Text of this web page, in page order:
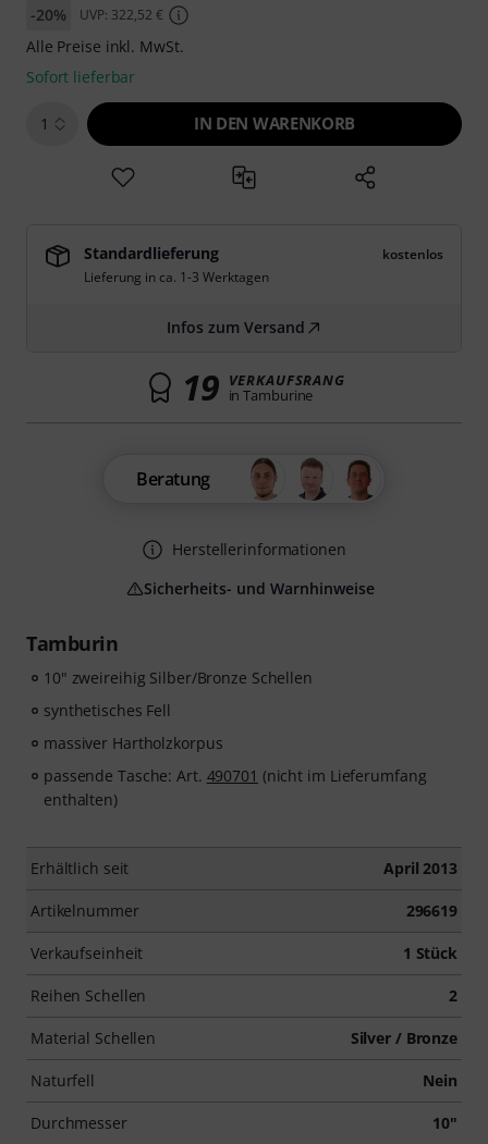
Tamburin
10" zweireihig Silber/Bronze Schellen
synthetisches Fell
massiver Hartholzkorpus
passende Tasche: Art. 490701 (nicht im Lieferumfang
enthalten)
Erhältlich seit April 2013
Artikelnummer 296619
Verkaufseinheit 1 Stück
Reihen Schellen 2
Material Schellen Silver / Bronze
Naturfell Nein
Durchmesser 10"
-20% UVP: 322,52 €
Alle Preise inkl. MwSt.
Sofort lieferbar
1 IN DEN WARENKORB
Standardlieferung
kostenlos
Lieferung in ca. 1-3 Werktagen
Infos zum Versand
19 VERKAUFSRANG
in Tamburine
Beratung
Herstellerinformationen
Sicherheits- und Warnhinweise